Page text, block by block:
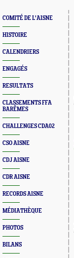
COMITÉ DE L'AISNE
HISTOIRE
CALENDRIERS
ENGAGÉS
RESULTATS
CLASSEMENTS FFA
BARÊMES
CHALLENGES CDA02
CSO AISNE
CDJ AISNE
CDR AISNE
RECORDS AISNE
MÉDIATHÈQUE
PHOTOS
BILANS